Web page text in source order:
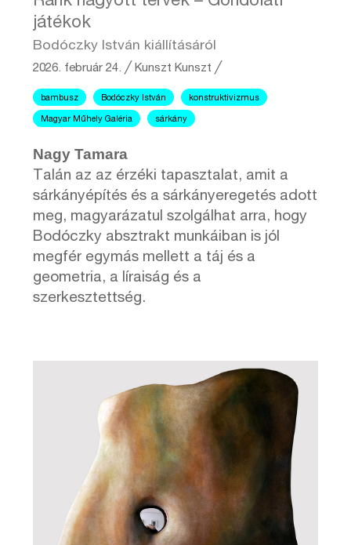
játékok
Bodóczky István kiállításáról
2026. február 24. ╱ Kunszt Kunszt ╱
bambusz Bodóczky István konstruktivizmus
Magyar Műhely Galéria sárkány
Nagy Tamara
Talán az az érzéki tapasztalat, amit a
sárkányépítés és a sárkányeregetés adott
meg, magyarázatul szolgálhat arra, hogy
Bodóczky absztrakt munkáiban is jól
megfér egymás mellett a táj és a
geometria, a líraiság és a
szerkesztettség.